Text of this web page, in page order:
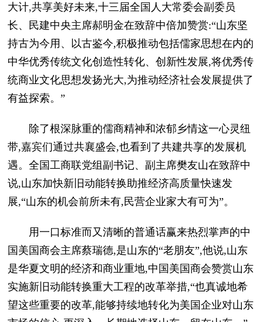
大计,共享美好未来,十三届全国人大常委会副委员
长、民建中央主席郝明金在致辞中倍加赞赏:“山东坚
持古为今用、以古鉴今,积极推动包括儒家思想在内的
中华优秀传统文化创造性转化、创新性发展,将优秀传
统商业文化思想发扬光大,为推动经济社会发展提供了
有益探索。”
除了根深脉重的儒商精神和浓郁乡情这一心灵纽
带,嘉宾们通过共襄盛会,也看到了共建共享的发展机
遇。全国工商联党组副书记、副主席樊友山在致辞中
说,山东加快新旧动能转换助推经济高质量快速发
展,“山东的机会前所未有,民营企业家大有可为”。
用一口标准而又清晰的普通话赢来热烈掌声的中
国美国商会主席蔡瑞德,是山东的“老朋友”,他说,山东
是华夏文明的经济和商业重地,中国美国商会赞赏山东
实施新旧动能转换重大工程的改革举措,“也真诚地希
望这些重要的改革,能够持续地转化为美国企业对山东